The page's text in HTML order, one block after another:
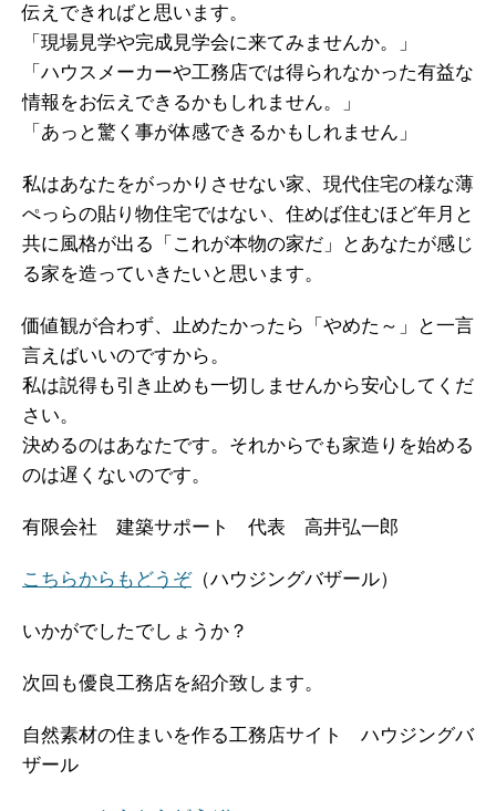
伝えできればと思います。
「現場見学や完成見学会に来てみませんか。」
「ハウスメーカーや工務店では得られなかった有益な
情報をお伝えできるかもしれません。」
「あっと驚く事が体感できるかもしれません」
私はあなたをがっかりさせない家、現代住宅の様な薄
ぺっらの貼り物住宅ではない、住めば住むほど年月と
共に風格が出る「これが本物の家だ」とあなたが感じ
る家を造っていきたいと思います。
価値観が合わず、止めたかったら「やめた～」と一言
言えばいいのですから。
私は説得も引き止めも一切しませんから安心してくだ
さい。
決めるのはあなたです。それからでも家造りを始める
のは遅くないのです。
有限会社 建築サポート 代表 高井弘一郎
こちらからもどうぞ（ハウジングバザール）
いかがでしたでしょうか？
次回も優良工務店を紹介致します。
自然素材の住まいを作る工務店サイト ハウジングバ
ザール